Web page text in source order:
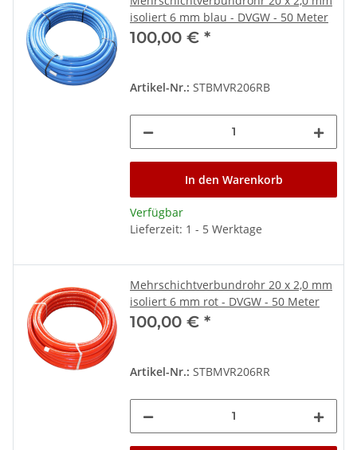
isoliert 6 mm blau - DVGW - 50 Meter
100,00 € *
Artikel-Nr.: STBMVR206RB
In den Warenkorb
Verfügbar
Lieferzeit: 1 - 5 Werktage
Mehrschichtverbundrohr 20 x 2,0 mm
isoliert 6 mm rot - DVGW - 50 Meter
100,00 € *
Artikel-Nr.: STBMVR206RR